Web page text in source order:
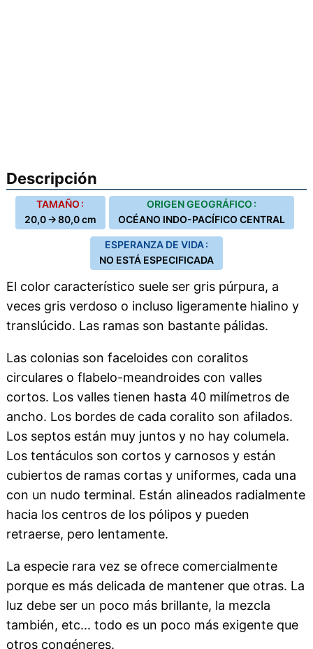
Descripción
TAMAÑO :
20,0 → 80,0 cm
ORIGEN GEOGRÁFICO :
OCÉANO INDO-PACÍFICO CENTRAL
ESPERANZA DE VIDA :
NO ESTÁ ESPECIFICADA
El color característico suele ser gris púrpura, a
veces gris verdoso o incluso ligeramente hialino y
translúcido. Las ramas son bastante pálidas.
Las colonias son faceloides con coralitos
circulares o flabelo-meandroides con valles
cortos. Los valles tienen hasta 40 milímetros de
ancho. Los bordes de cada coralito son afilados.
Los septos están muy juntos y no hay columela.
Los tentáculos son cortos y carnosos y están
cubiertos de ramas cortas y uniformes, cada una
con un nudo terminal. Están alineados radialmente
hacia los centros de los pólipos y pueden
retraerse, pero lentamente.
La especie rara vez se ofrece comercialmente
porque es más delicada de mantener que otras. La
luz debe ser un poco más brillante, la mezcla
también, etc... todo es un poco más exigente que
otros congéneres.